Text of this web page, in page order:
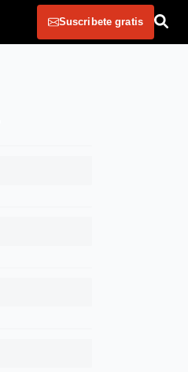
Suscribete gratis